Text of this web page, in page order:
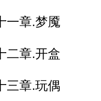
一章.梦魇
二章.开盒
三章.玩偶